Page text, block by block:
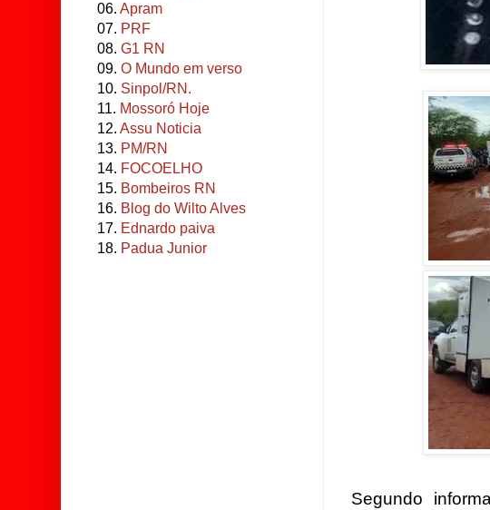
Segundo
06. Apram
07. PRF
08. G1 RN
09. O Mundo em verso
10. Sinpol/RN.
11. Mossoró Hoje
12. Assu Noticia
13. PM/RN
14. FOCOELHO
15. Bombeiros RN
16. Blog do Wilto Alves
17. Ednardo paiva
18. Padua Junior